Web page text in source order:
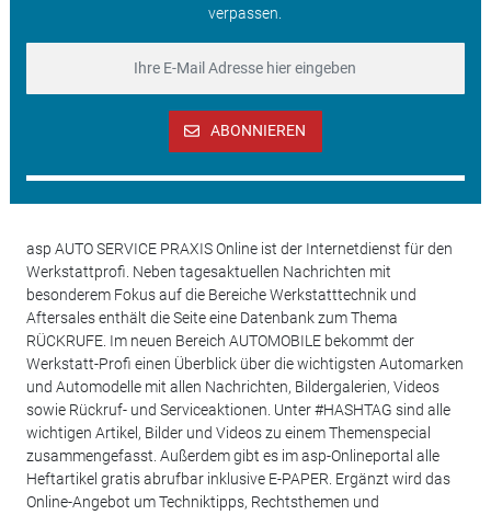
verpassen.
ABONNIEREN
asp AUTO SERVICE PRAXIS Online ist der Internetdienst für den
Werkstattprofi. Neben tagesaktuellen Nachrichten mit
besonderem Fokus auf die Bereiche Werkstatttechnik und
Aftersales enthält die Seite eine Datenbank zum Thema
RÜCKRUFE. Im neuen Bereich AUTOMOBILE bekommt der
Werkstatt-Profi einen Überblick über die wichtigsten Automarken
und Automodelle mit allen Nachrichten, Bildergalerien, Videos
sowie Rückruf- und Serviceaktionen. Unter #HASHTAG sind alle
wichtigen Artikel, Bilder und Videos zu einem Themenspecial
zusammengefasst. Außerdem gibt es im asp-Onlineportal alle
Heftartikel gratis abrufbar inklusive E-PAPER. Ergänzt wird das
Online-Angebot um Techniktipps, Rechtsthemen und